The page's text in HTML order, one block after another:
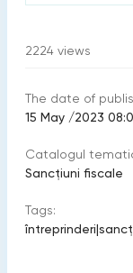
2224 views
The date of
15 May /2023
Catalogul
Sancțiuni fiscale
Tags:
întreprinderi|